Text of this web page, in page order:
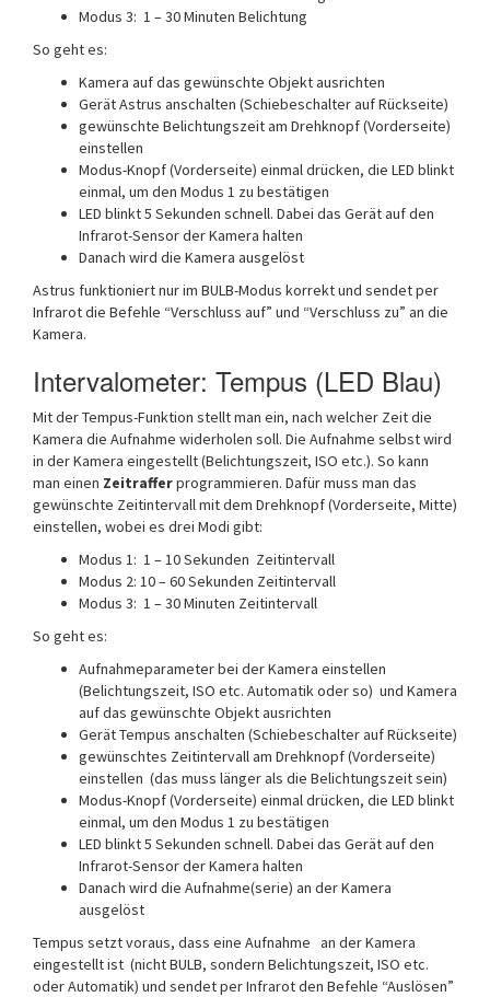
Modus 3: 1 – 30 Minuten Belichtung
So geht es:
Kamera auf das gewünschte Objekt ausrichten
Gerät Astrus anschalten (Schiebeschalter auf Rückseite)
gewünschte Belichtungszeit am Drehknopf (Vorderseite)
einstellen
Modus-Knopf (Vorderseite) einmal drücken, die LED blinkt
einmal, um den Modus 1 zu bestätigen
LED blinkt 5 Sekunden schnell. Dabei das Gerät auf den
Infrarot-Sensor der Kamera halten
Danach wird die Kamera ausgelöst
Astrus funktioniert nur im BULB-Modus korrekt und sendet per
Infrarot die Befehle “Verschluss auf” und “Verschluss zu” an die
Kamera.
Intervalometer: Tempus (LED Blau)
Mit der Tempus-Funktion stellt man ein, nach welcher Zeit die
Kamera die Aufnahme widerholen soll. Die Aufnahme selbst wird
in der Kamera eingestellt (Belichtungszeit, ISO etc.). So kann
man einen Zeitrafferprogrammieren. Dafür muss man das
gewünschte Zeitintervall mit dem Drehknopf (Vorderseite, Mitte)
einstellen, wobei es drei Modi gibt:
Modus 1: 1 – 10 Sekunden Zeitintervall
Modus 2: 10 – 60 Sekunden Zeitintervall
Modus 3: 1 – 30 Minuten Zeitintervall
So geht es:
Aufnahmeparameter bei der Kamera einstellen
(Belichtungszeit, ISO etc. Automatik oder so) und Kamera
auf das gewünschte Objekt ausrichten
Gerät Tempus anschalten (Schiebeschalter auf Rückseite)
gewünschtes Zeitintervall am Drehknopf (Vorderseite)
einstellen (das muss länger als die Belichtungszeit sein)
Modus-Knopf (Vorderseite) einmal drücken, die LED blinkt
einmal, um den Modus 1 zu bestätigen
LED blinkt 5 Sekunden schnell. Dabei das Gerät auf den
Infrarot-Sensor der Kamera halten
Danach wird die Aufnahme(serie) an der Kamera
ausgelöst
Tempus setzt voraus, dass eine Aufnahme an der Kamera
eingestellt ist (nicht BULB, sondern Belichtungszeit, ISO etc.
oder Automatik) und sendet per Infrarot den Befehle “Auslösen”